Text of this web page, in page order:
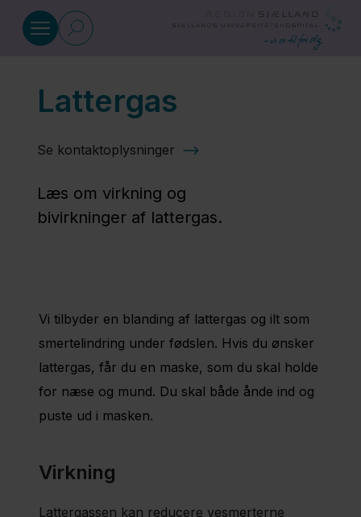
Smertelindring
Epiduralblokade
Lokalbedøvelse
Morfin og
smertecocktail
Lattergas
og
afspænding​​
Lattergas
Se kontaktoplysninger
Læs om virkning og
bivirkninger af lattergas.
Vi tilbyder en blanding af lattergas og ilt som
smertelindring under fødslen. Hvis du ønsker
lattergas, får du en maske, som du skal holde
for næse og mund. Du skal både ånde ind og
puste ud i masken.
Virkning
Lattergassen kan reducere vesmerterne